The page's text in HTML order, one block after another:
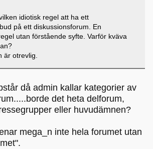
idiotisk regel att ha ett
på ett diskussionsforum. En
utan förstående syfte. Varför kväva
är otrevlig.
då admin kallar kategorier av
det heta delforum,
eller huvudämnen?
mega_n inte hela forumet utan